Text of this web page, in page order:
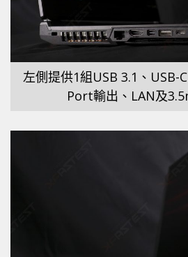
左側提供1組USB 3.1、USB-
Port輸出、LAN及